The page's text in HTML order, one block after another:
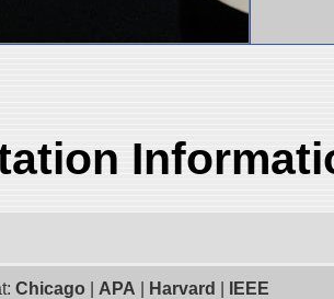
Chicago APA Harvard IEEE